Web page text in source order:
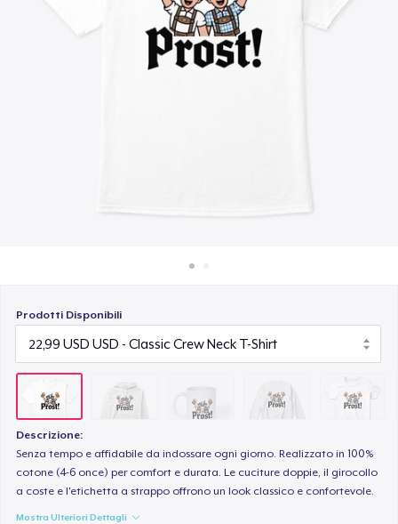
Vendi ovunque
Prodotti Disponibili
Descrizione:
Senza tempo e affidabile da indossare ogni giorno. Realizzato in 100%
cotone (4-6 once) per comfort e durata. Le cuciture doppie, il girocollo
a coste e l'etichetta a strappo offrono un look classico e confortevole.
Mostra Ulteriori Dettagli
Unisex Classic Crewneck Sweatshirt